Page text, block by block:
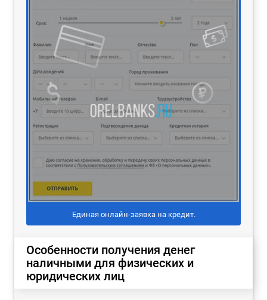
Единая онлайн-заявка на кредит.
Особенности получения денег
наличными для физических и
юридических лиц